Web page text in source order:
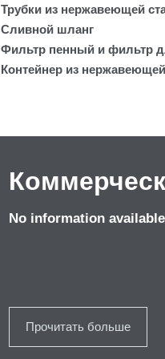
Трубки из нержавеющей
Сливной шланг
Фильтр пенный и фильтр
Контейнер из
No information available
Прочитать больше